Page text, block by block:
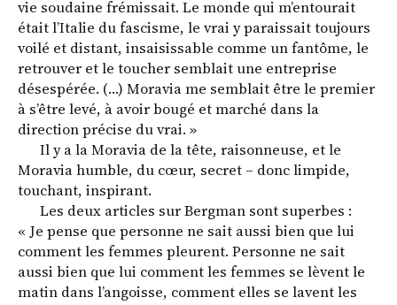
vie soudaine frémissait. Le monde qui m’entourait
était l’Italie du fascisme, le vrai y paraissait toujours
voilé et distant, insaisissable comme un fantôme, le
retrouver et le toucher semblait une entreprise
désespérée. (…) Moravia me semblait être le premier
à s’être levé, à avoir bougé et marché dans la
direction précise du vrai. »
Il y a la Moravia de la tête, raisonneuse, et le
Moravia humble, du cœur, secret – donc limpide,
touchant, inspirant.
Les deux articles sur Bergman sont superbes :
« Je pense que personne ne sait aussi bien que lui
comment les femmes pleurent. Personne ne sait
aussi bien que lui comment les femmes se lèvent le
matin dans l’angoisse, comment elles se lavent les